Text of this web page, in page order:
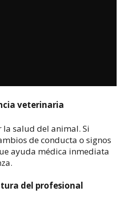
veterinaria
salud del animal. Si
de conducta o signos
ayuda médica inmediata
del profesional